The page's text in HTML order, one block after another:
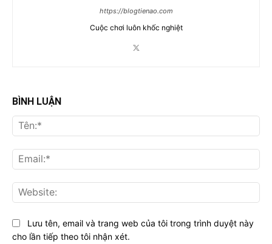
https://blogtienao.com
Cuộc chơi luôn khốc nghiệt
BÌNH LUẬN
Lưu tên, email và trang web của tôi trong trình duyệt này
cho lần tiếp theo tôi nhận xét.